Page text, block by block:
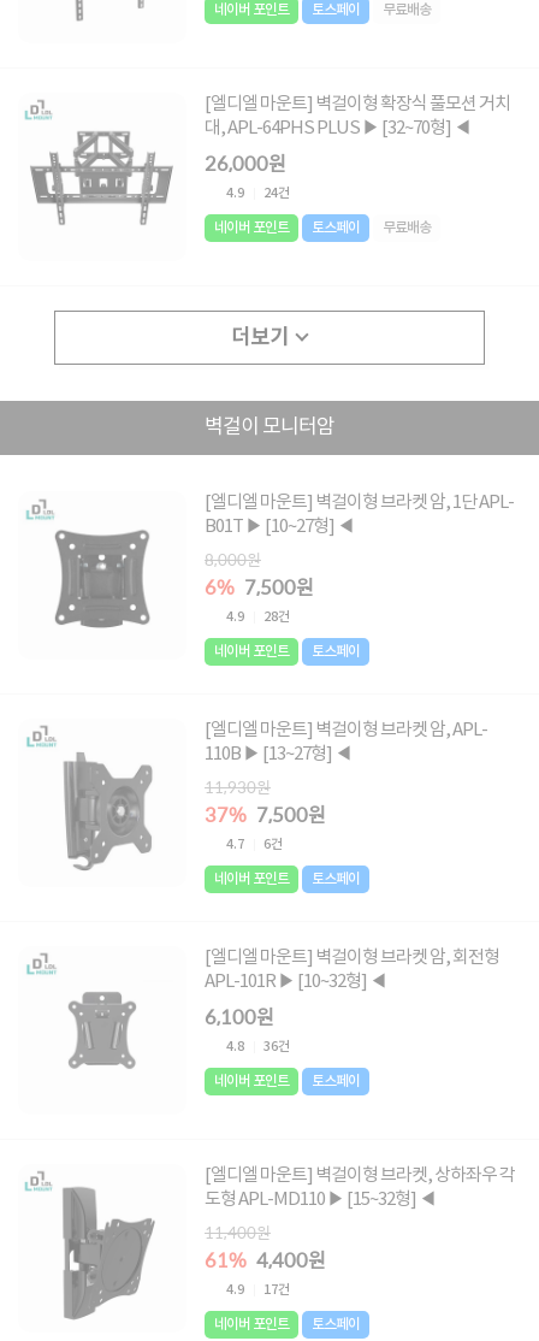
네이버 포인트 토스페이 무료배송
[엘디엘 마운트] 벽걸이형 확장식 풀모션 거치
대, APL-64PHS PLUS ▶ [32~70형] ◀
26,000원
4.9 24건
네이버 포인트 토스페이 무료배송
더보기
벽걸이 모니터암
[엘디엘 마운트] 벽걸이형 브라켓 암, 1단 APL-
B01T ▶ [10~27형] ◀
8,000원
6% 7,500원
4.9 28건
네이버 포인트 토스페이
[엘디엘 마운트] 벽걸이형 브라켓 암, APL-
110B ▶ [13~27형] ◀
11,930원
37% 7,500원
4.7 6건
네이버 포인트 토스페이
[엘디엘 마운트] 벽걸이형 브라켓 암, 회전형
APL-101R ▶ [10~32형] ◀
6,100원
4.8 36건
네이버 포인트 토스페이
[엘디엘 마운트] 벽걸이형 브라켓, 상하좌우 각
도형 APL-MD110 ▶ [15~32형] ◀
11,400원
61% 4,400원
4.9 17건
네이버 포인트 토스페이